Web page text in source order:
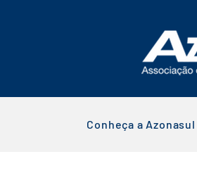
Conheça a Azonasul